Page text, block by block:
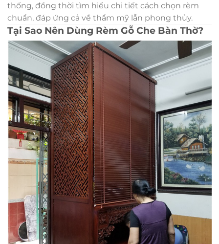
thống, đồng thời tìm hiểu chi tiết cách chọn rèm
chuẩn, đáp ứng cả về thẩm mỹ lẫn phong thủy.
Tại Sao Nên Dùng Rèm Gỗ Che Bàn Thờ?